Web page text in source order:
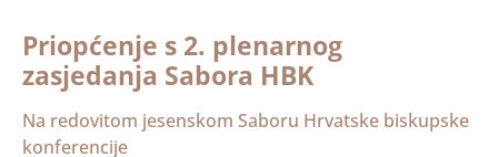
Priopćenje s 2. plenarnog
zasjedanja Sabora HBK
Na redovitom jesenskom Saboru Hrvatske biskupske
konferencije